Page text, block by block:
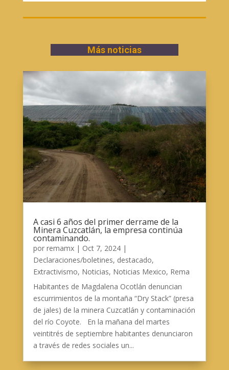
Más noticias
A casi 6 años del primer derrame de la
Minera Cuzcatlán, la empresa continúa
contaminando.
por remamx| Oct 7, 2024|
Declaraciones/boletines, destacado,
Extractivismo, Noticias, Noticias Mexico, Rema
Habitantes de Magdalena Ocotlán denuncian
escurrimientos de la montaña “Dry Stack” (presa
de jales) de la minera Cuzcatlán y contaminación
del río Coyote. En la mañana del martes
veintitrés de septiembre habitantes denunciaron
a través de redes sociales un...